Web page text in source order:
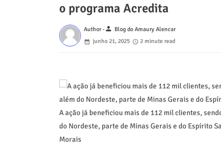
o programa Acredita
Author -person Blog do Amaury Alencar
junho 21, 2025
2 minute read
A ação já beneficiou mais de 112 mil clientes,
do Nordeste, parte de Minas Gerais e do Espírito
Morais